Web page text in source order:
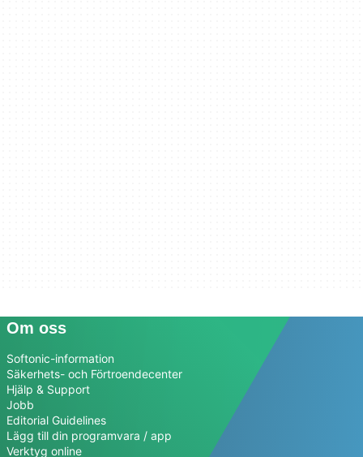
Om oss
Softonic-information
Säkerhets- och Förtroendecenter
Hjälp & Support
Jobb
Editorial Guidelines
Lägg till din programvara / app
Verktyg online